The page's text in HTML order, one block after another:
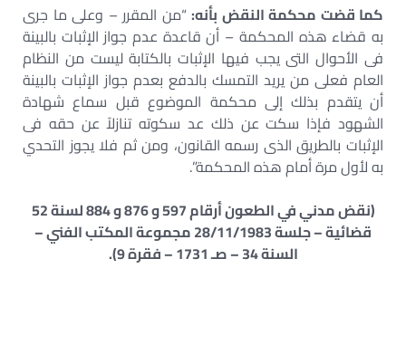
كما قضت محكمة النقض بأنه:“من المقرر – وعلى ما جرى
به قضاء هذه المحكمة – أن قاعدة عدم جواز الإثبات بالبينة
فى الأحوال التى يجب فيها الإثبات بالكتابة ليست من النظام
العام فعلى من يريد التمسك بالدفع بعدم جواز الإثبات بالبينة
أن يتقدم بذلك إلى محكمة الموضوع قبل سماع شهادة
الشهود فإذا سكت عن ذلك عد سكوته تنازلاً عن حقه فى
الإثبات بالطريق الذى رسمه القانون، ومن ثم فلا يجوز التحدي
به لأول مرة أمام هذه المحكمة”.
(نقض مدني في الطعون أرقام 597 و 876 و 884 لسنة 52
قضائية – جلسة 28/11/1983 مجموعة المكتب الفني –
السنة 34 – صـ 1731 – فقرة 9).